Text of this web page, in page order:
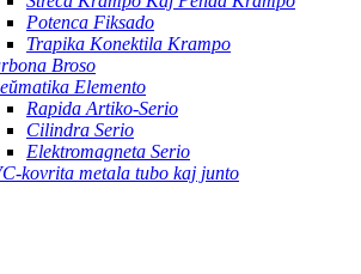
Potenca Fiksado
Trapika Konektila Krampo
Broso
Elemento
Rapida Artiko-Serio
Cilindra Serio
Elektromagneta Serio
kovrita metala tubo kaj junto